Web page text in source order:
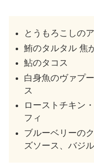
とうもろこしの
鮪のタルタル 焦
鮎のタコス
白身魚のヴァプ
ス
ローストチキン
フィ
ブルーベリーの
ズソース、バジ